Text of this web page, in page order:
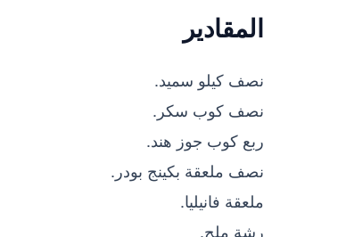
المقادير
نصف كيلو سميد.
نصف كوب سكر.
ربع كوب جوز هند.
نصف ملعقة بكينج بودر.
ملعقة فانيليا.
رشة ملح.